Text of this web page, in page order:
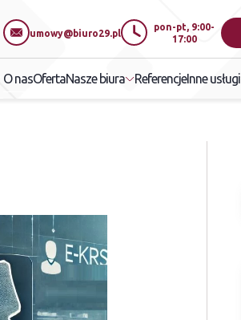
umowy@biuro29.pl
pon-pt, 9:00-
17:00
O nasOfertaNasze biura ReferencjeInne usługi